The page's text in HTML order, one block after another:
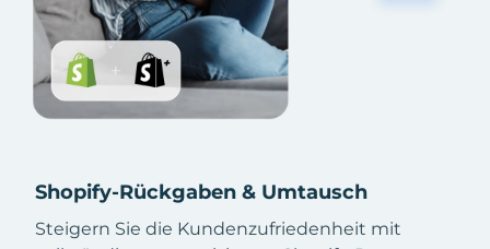
Shopify-Rückgaben & Umtausch
Steigern Sie die Kundenzufriedenheit mit